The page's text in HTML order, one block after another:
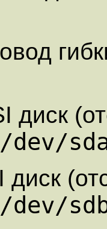
диск
/dev/
диск
/dev/